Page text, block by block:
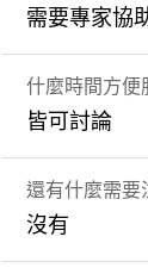
需要專家協
什麼時間方便
皆可討論
還有什麼需要
沒有